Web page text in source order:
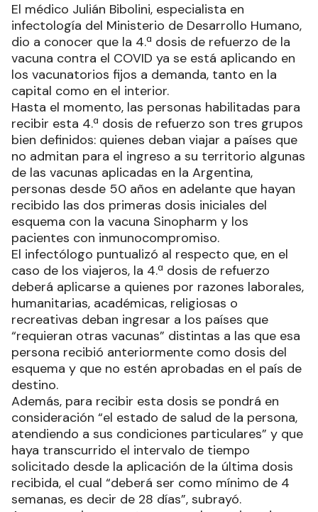
El médico Julián Bibolini, especialista en
infectología del Ministerio de Desarrollo Humano,
dio a conocer que la 4.ª dosis de refuerzo de la
vacuna contra el COVID ya se está aplicando en
los vacunatorios fijos a demanda, tanto en la
capital como en el interior.
Hasta el momento, las personas habilitadas para
recibir esta 4.ª dosis de refuerzo son tres grupos
bien definidos: quienes deban viajar a países que
no admitan para el ingreso a su territorio algunas
de las vacunas aplicadas en la Argentina,
personas desde 50 años en adelante que hayan
recibido las dos primeras dosis iniciales del
esquema con la vacuna Sinopharm y los
pacientes con inmunocompromiso.
El infectólogo puntualizó al respecto que, en el
caso de los viajeros, la 4.ª dosis de refuerzo
deberá aplicarse a quienes por razones laborales,
humanitarias, académicas, religiosas o
recreativas deban ingresar a los países que
“requieran otras vacunas” distintas a las que esa
persona recibió anteriormente como dosis del
esquema y que no estén aprobadas en el país de
destino.
Además, para recibir esta dosis se pondrá en
consideración “el estado de salud de la persona,
atendiendo a sus condiciones particulares” y que
haya transcurrido el intervalo de tiempo
solicitado desde la aplicación de la última dosis
recibida, el cual “deberá ser como mínimo de 4
semanas, es decir de 28 días”, subrayó.